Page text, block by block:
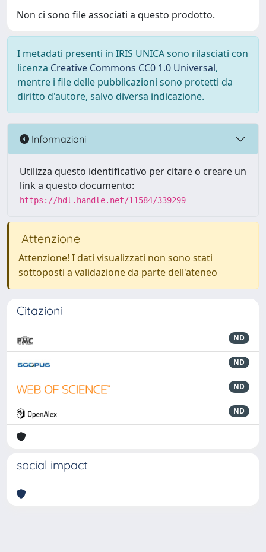
Non ci sono file associati a questo prodotto.
I metadati presenti in IRIS UNICA sono rilasciati con
licenza Creative Commons CC0 1.0 Universal,
mentre i file delle pubblicazioni sono protetti da
diritto d'autore, salvo diversa indicazione.
Informazioni
Utilizza questo identificativo per citare o creare un
link a questo documento:
https://hdl.handle.net/11584/339299
Attenzione
Attenzione! I dati visualizzati non sono stati
sottoposti a validazione da parte dell'ateneo
Citazioni
ND
ND
ND
ND
social impact